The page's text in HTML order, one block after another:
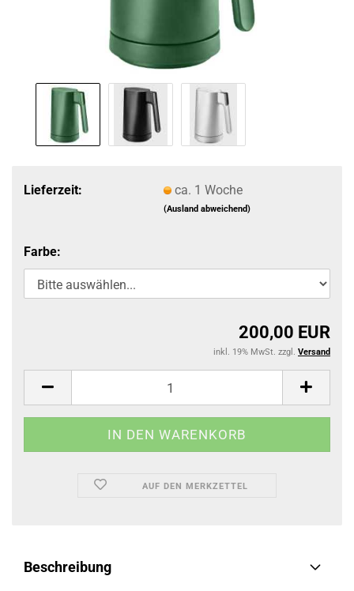
Lieferzeit: ca. 1 Woche
(Ausland abweichend)
Farbe:
200,00 EUR
inkl. 19% MwSt. zzgl. Versand
AUF DEN MERKZETTEL
Beschreibung